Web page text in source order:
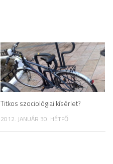
Titkos szociológiai kísérlet?
2012. JANUÁR 30. HÉTFŐ